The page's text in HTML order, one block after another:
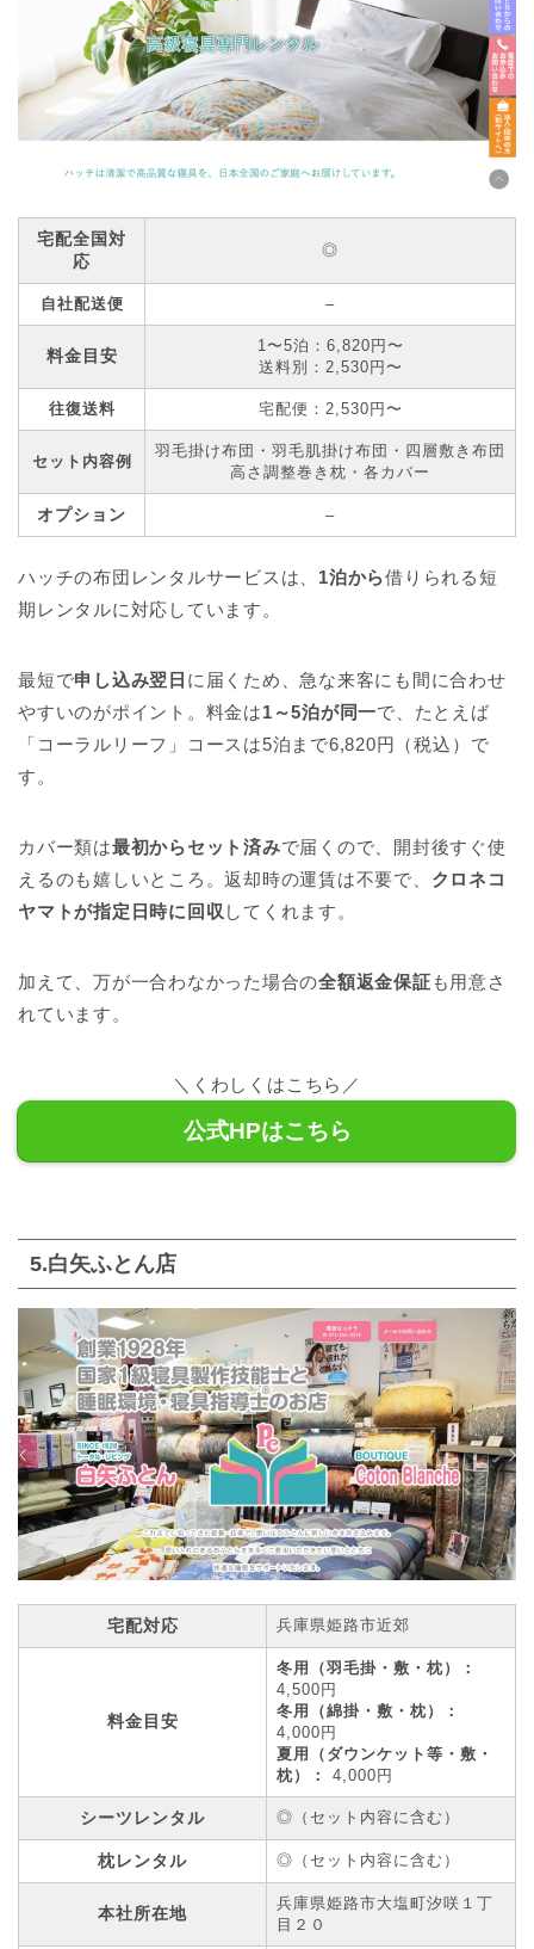
宅配全国対
応
◎
自社配送便 –
料金目安
1〜5泊：6,820円〜
送料別：2,530円〜
往復送料 宅配便：2,530円〜
セット内容例
羽毛掛け布団・羽毛肌掛け布団・四層敷き布団
高さ調整巻き枕・各カバー
オプション –
ハッチの布団レンタルサービスは、 1泊から借りられる短
期レンタルに対応しています。
最短で申し込み翌日 に届くため、急な来客にも間に合わせ
やすいのがポイント。料金は1～5泊が同一で、たとえば
「コーラルリーフ」コースは5泊まで6,820円（税込）で
す。
カバー類は最初からセット済みで届くので、開封後すぐ使
えるのも嬉しいところ。返却時の運賃は不要で、 クロネコ
ヤマトが指定日時に回収してくれます。
加えて、万が一合わなかった場合の全額返金保証 も用意さ
れています。
＼くわしくはこちら／
公式HPはこちら
5.白矢ふとん店
宅配対応 兵庫県姫路市近郊
料金目安
冬用（羽毛掛・敷・枕）：
4,500円
冬用（綿掛・敷・枕）：
4,000円
夏用（ダウンケット等・敷・
枕）：
4,000円
シーツレンタル ◎（セット内容に含む）
枕レンタル ◎（セット内容に含む）
本社所在地
兵庫県姫路市大塩町汐咲１丁
目２０